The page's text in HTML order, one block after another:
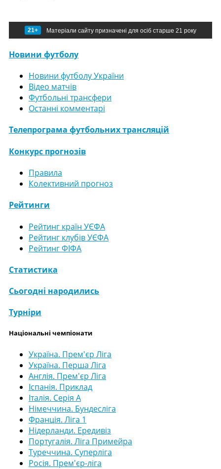
21+ Матеріали сайту призначені для осіб старше 21 року
Новини футболу
Новини футболу України
Відео матчів
Футбольні трансфери
Останні комментарі
Телепрограма футбольних трансляцій
Конкурс прогнозів
Правила
Колективний прогноз
Рейтинги
Рейтинг країн УЄФА
Рейтинг клубів УЄФА
Рейтинг ФІФА
Статистика
Сьогодні народились
Турніри
Національні чемпіонати
Україна. Прем'єр Ліга
Україна. Перша Ліга
Англія. Прем'єр Ліга
Іспанія. Приклад
Італія. Серія А
Німеччина. Бундесліга
Франція. Ліга 1
Нідерланди. Ередивіз
Португалія. Ліга Примейра
Туреччина. Суперліга
Росія. Прем'єр-ліга